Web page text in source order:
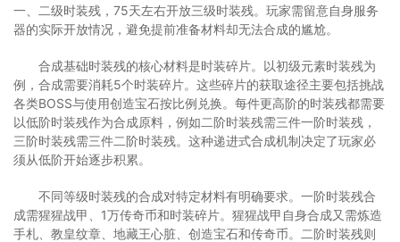
一、二级时装残，75天左右开放三级时装残。玩家需留意自身服务
器的实际开放情况，避免提前准备材料却无法合成的尴尬。
合成基础时装残的核心材料是时装碎片。以初级元素时装残为
例，合成需要消耗5个时装碎片。这些碎片的获取途径主要包括挑战
各类BOSS与使用创造宝石按比例兑换。每件更高阶的时装残都需要
以低阶时装残作为合成原料，例如二阶时装残需三件一阶时装残，
三阶时装残需三件二阶时装残。这种递进式合成机制决定了玩家必
须从低阶开始逐步积累。
不同等级时装残的合成对特定材料有明确要求。一阶时装残合
成需猩猩战甲、1万传奇币和时装碎片。猩猩战甲自身合成又需炼造
手札、教皇纹章、地藏王心脏、创造宝石和传奇币。二阶时装残则